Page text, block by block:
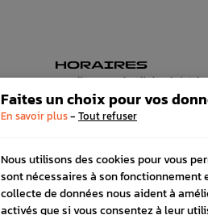
HORAIRES
Lundi au vendredi de 8h à 12h
de 13h30 à 17h
VÉHICULES COMPATIBLE
Faites un choix pour vos
En savoir plus- Tout refuser
Nous utilisons des cookies pour vous
sont nécessaires à son fonctionnement
collecte de données nous aident à
activés que si vous consentez à leur